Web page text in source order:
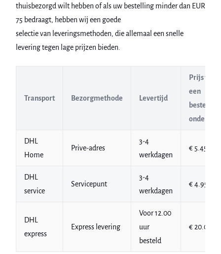
thuisbezorgd wilt hebben of als uw bestelling minder dan EUR
75 bedraagt, hebben wij een goede
selectie van leveringsmethoden, die allemaal een snelle
levering tegen lage prijzen bieden.
Transport Bezorgmethode Levertijd
Prijs voor
een
bestelling
onder
DHL
Home
Prive-adres
3-4
werkdagen
€ 5.45
DHL
service
Servicepunt
3-4
werkdagen
€ 4.95
DHL
express
Express levering
Voor 12.00
uur
besteld
€ 20.00